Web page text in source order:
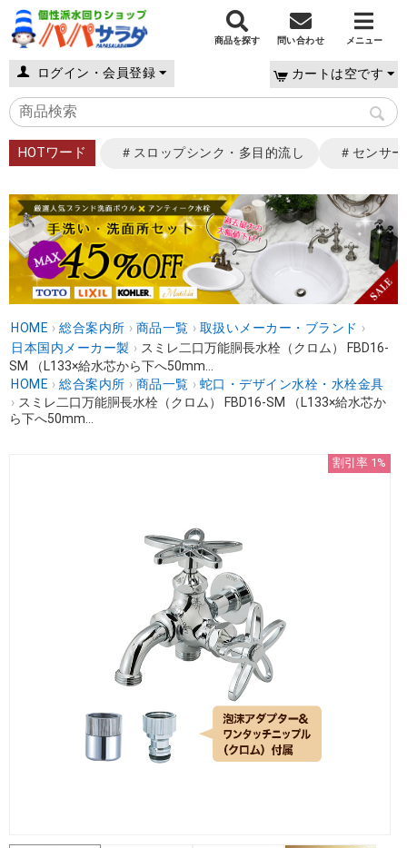
商品を探す 問い合わせ メニュー
ログイン・会員登録 カートは空です
HOTワード ＃スロップシンク・多目的流し ＃センサ
HOME › 総合案内所 › 商品一覧 › 取扱いメーカー・ブランド ›
日本国内メーカー製 › スミレ二口万能胴長水栓（クロム） FBD16-
SM （L133×給水芯から下へ50mm...
HOME › 総合案内所 › 商品一覧 › 蛇口・デザイン水栓・水栓金具
› スミレ二口万能胴長水栓（クロム） FBD16-SM （L133×給水芯か
ら下へ50mm...
割引率 1%